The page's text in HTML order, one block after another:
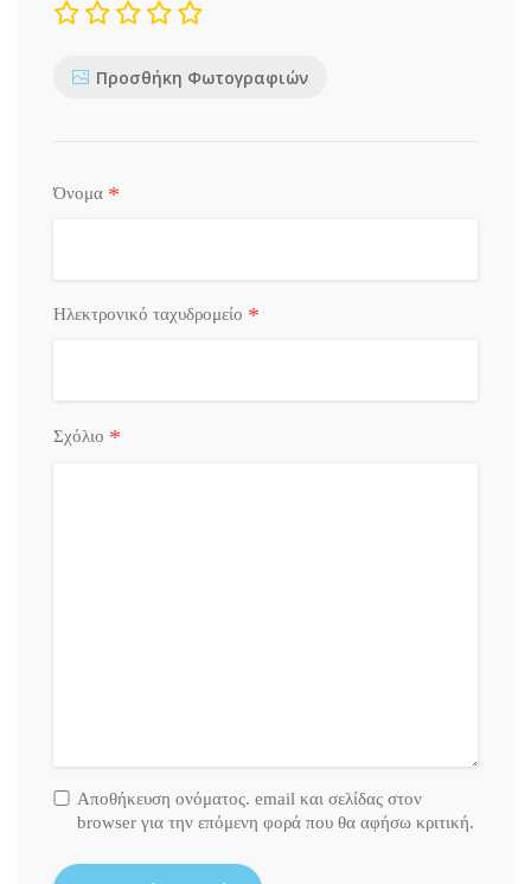
Προσθήκη Φωτογραφιών
Όνομα *
Ηλεκτρονικό ταχυδρομείο *
Σχόλιο *
Αποθήκευση ονόματος. email και σελίδας στον
browser για την επόμενη φορά που θα αφήσω κριτική.